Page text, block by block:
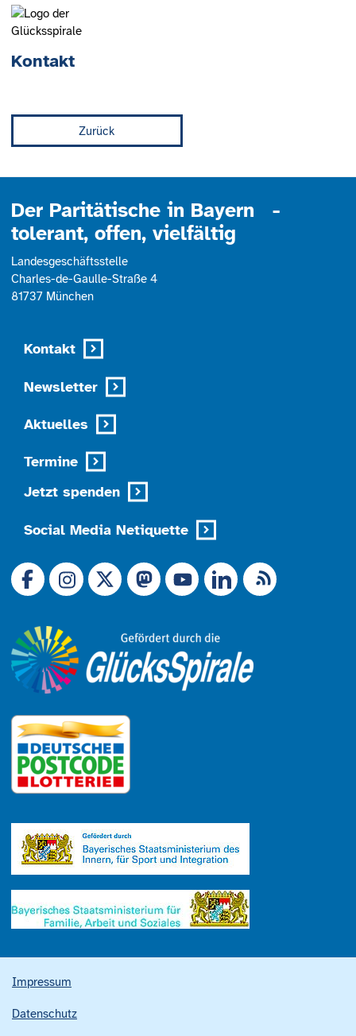
Kontakt
Zurück
Der Paritätische in Bayern -
tolerant, offen, vielfältig
Landesgeschäftsstelle
Charles-de-Gaulle-Straße 4
81737 München
Kontakt
Newsletter
Aktuelles
Termine
Jetzt spenden
Social Media Netiquette
Link zu X (Ex-Twitter)
RSS-Feed
Impressum
Datenschutz